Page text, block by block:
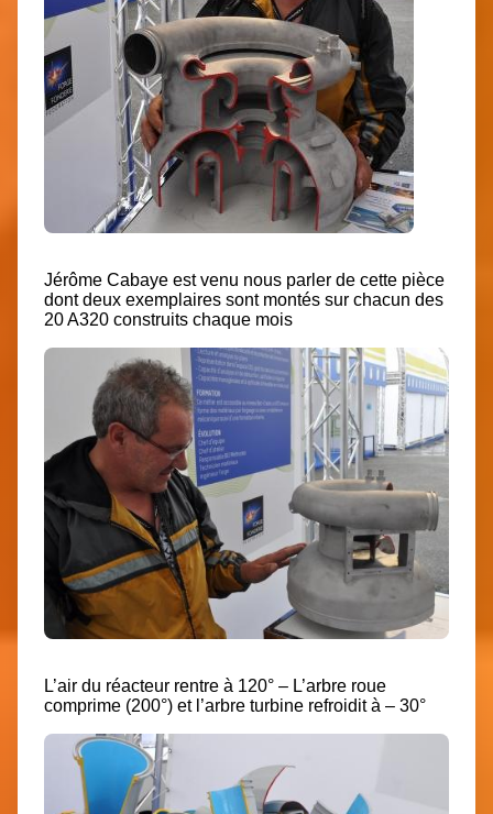
Jérôme Cabaye est venu nous parler de cette pièce
dont deux exemplaires sont montés sur chacun des
20 A320 construits chaque mois
L’air du réacteur rentre à 120° – L’arbre roue
comprime (200°) et l’arbre turbine refroidit à – 30°